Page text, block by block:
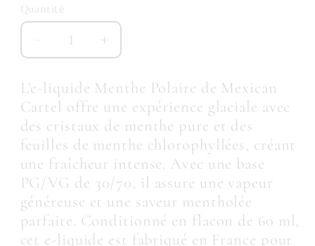
Quantité
Quantité
Réduire
la
quantité
de
Eliquide
Mexican
Cartel
Menthe
verte
Fraîcheur
polaire
50
ml
Augmenter
la
quantité
de
Eliquide
Mexican
Cartel
Menthe
verte
Fraîcheur
polaire
50
ml
L'e-liquide Menthe Polaire de Mexican
Cartel offre une expérience glaciale avec
des cristaux de menthe pure et des
feuilles de menthe chlorophyllées, créant
une fraîcheur intense. Avec une base
PG/VG de 30/70, il assure une vapeur
généreuse et une saveur mentholée
parfaite. Conditionné en flacon de 60 ml,
cet e-liquide est fabriqué en France pour